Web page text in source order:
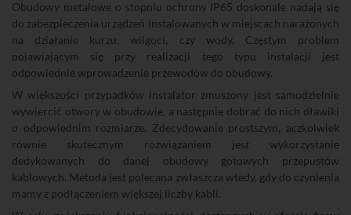
Obudowy metalowe o stopniu ochrony IP65 doskonale nadają się
do zabezpieczenia urządzeń instalowanych w miejscach narażonych
na działanie kurzu, wilgoci, czy wody. Częstym problem
pojawiającym się przy realizacji tego typu instalacji jest
odpowiednie wprowadzenie przewodów do obudowy.
W większości przypadków instalator zmuszony jest samodzielnie
wywiercić otwory w obudowie, a następnie dobrać do nich dławiki
o odpowiednim rozmiarze. Zdecydowanie prostszym, aczkolwiek
równie skutecznym rozwiązaniem jest wykorzystanie
dedykowanych do danej obudowy gotowych przepustów
kablowych. Metoda jest polecana zwłaszcza wtedy, gdy do czynienia
mamy z podłączeniem większej liczby kabli.